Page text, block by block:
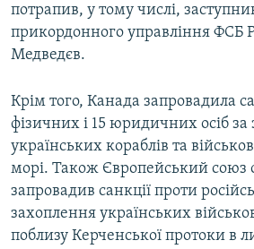
потрапив, у тому числі,
прикордонного управління ФСБ
Медведєв.
Крім того, Канада запровадила
фізичних і 15 юридичних осіб за
українських кораблів та
морі. Також Європейський союз
запровадив санкції проти
захоплення українських
поблизу Керченської протоки в